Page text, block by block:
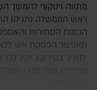
מתווה ויטקוף להמשך
ראש הממשלה נתניהו
הכנסת הסחורות
תאפשר הפסקת אש ללא